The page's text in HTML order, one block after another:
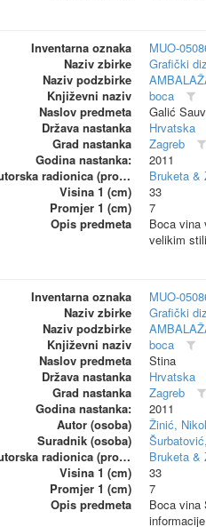
Inventarna oznaka
MUO-
Naziv zbirke
Grafički
Naziv podzbirke
Književni naziv
boca
Naslov predmeta
Galić
Država nastanka
Hrvatska
Grad nastanka
Zagreb
Godina nastanka:
2011
Autorska radionica (proizvođač)
Bruketa &
Visina 1 (cm)
33
Promjer 1 (cm)
7
Opis predmeta
Boca vina
velikim
Inventarna oznaka
MUO-
Naziv zbirke
Grafički
Naziv podzbirke
Književni naziv
boca
Naslov predmeta
Stina
Država nastanka
Hrvatska
Grad nastanka
Zagreb
Godina nastanka:
2011
Autor (osoba)
Žinić,
Suradnik (osoba)
Autorska radionica (proizvođač)
Bruketa &
Visina 1 (cm)
33
Promjer 1 (cm)
7
Opis predmeta
Boca vina